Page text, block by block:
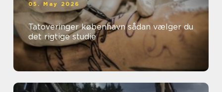
05. May 2026
Tatoveringer københavn sådan vælger du
det rigtige studie